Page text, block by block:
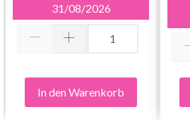
31/08/2026
In den Warenkorb